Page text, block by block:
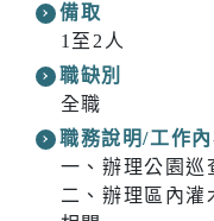
備取
1至2人
職缺別
全職
職務說明/工作
一、辦理公園巡
二、辦理區內灌